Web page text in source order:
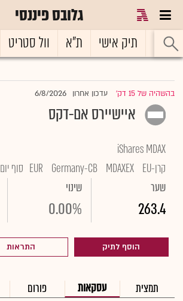
גלובס פיננסי
ראשי תיק אישי ת"א וול סטריט
בהשהיה של 15 דק' |עדכון אחרון 6/8/2026
איישיירס אם-דקס
iShares MDAX
קרן-EU
MDAXEX
Germany-CB
EUR סוף יום
שער
263.4
שינוי
0.00%
הוסף לתיק התראות
תמצית עסקאות פורום